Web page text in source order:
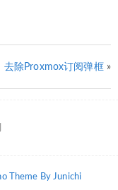
去除Proxmox订阅弹框 »
Theme By Junichi